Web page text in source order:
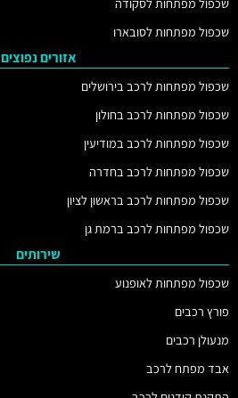
שכפול מפתחות לסובארו
אזורים נפוצים
שכפול מפתחות לרכב בירושלים
שכפול מפתחות לרכב בחולון
שכפול מפתחות לרכב במודיעין
שכפול מפתחות לרכב בחדרה
שכפול מפתחות לרכב בראשון לציון
שכפול מפתחות לרכב ברמת גן
שירותים
שכפול מפתחות לאופנוע
פורץ רכבים
מנעולן רכבים
אבד מפתח לרכב